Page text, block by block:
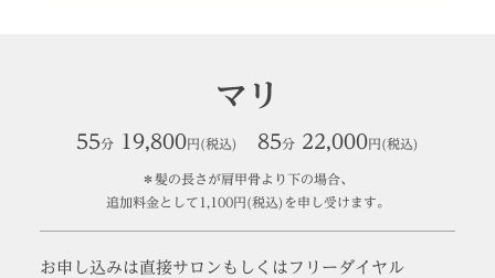
マリ
55分 19,800円(税込) 85分 22,000円(税込)
＊髪の長さが肩甲骨より下の場合、
追加料金として1,100円(税込)を申し受けます。
お申し込みは直接サロンもしくはフリーダイヤル